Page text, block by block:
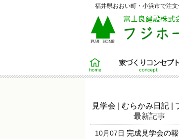
福井県おおい町・小浜市で注
ホーム 家づくりコンセプト
見学会 むらかみ日記
最新記事
10月07日 完成見学会の